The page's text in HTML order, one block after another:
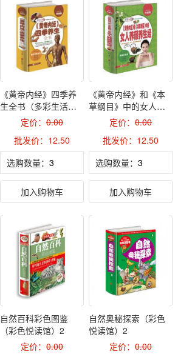
《黄帝内经》四季养
生全书（多彩生活
馆）2定价： 0.00
批发价：12.50
选购数量：
加入购物车
《黄帝内经》和《本
草纲目》中的女人养
颜养生经（多彩生活
馆）2
定价：0.00
批发价：12.50
选购数量：
加入购物车
自然百科彩色图鉴
（彩色悦读馆）2
定价： 0.00
自然奥秘探索（彩色
悦读馆）2
定价：0.00